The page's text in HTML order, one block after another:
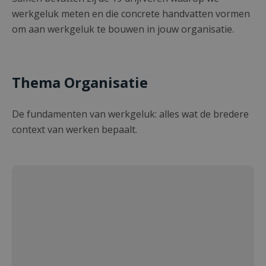
werkgeluk meten en die concrete handvatten vormen
om aan werkgeluk te bouwen in jouw organisatie.
Thema Organisatie
De fundamenten van werkgeluk: alles wat de bredere
context van werken bepaalt.